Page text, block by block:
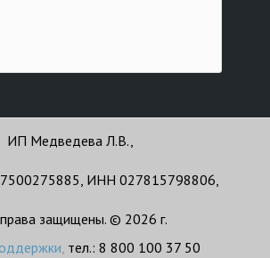
ИП Медведева Л.В.,
ИНН 027815798806,
защищены. © 2026 г.
, тел.: 8 800 100 37 50